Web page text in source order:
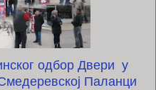
одбор Двери у
Паланци